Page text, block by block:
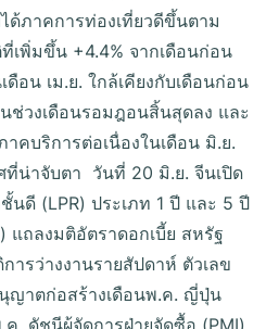
ด้ภาคการท่องเที่ยวดีขึ้นตาม
เพิ่มขึ้น +4.4% จากเดือนก่อน
อน เม.ย. ใกล้เคียงกับเดือนก่อน
ช่วงเดือนรอมฎอนสิ้นสุดลง และ
คบริการต่อเนื่องในเดือน มิ.ย.
ที่น่าจับตา วันที่ 20 มิ.ย. จีนเปิด
นดี (LPR) ประเภท 1 ปี และ 5 ปี
แถลงมติอัตราดอกเบี้ย สหรัฐ
ารว่างงานรายสัปดาห์ ตัวเลข
ญาตก่อสร้างเดือนพ.ค. ญี่ปุ่น
ค. ดัชนีผู้จัดการฝ่ายจัดซื้อ (PMI)